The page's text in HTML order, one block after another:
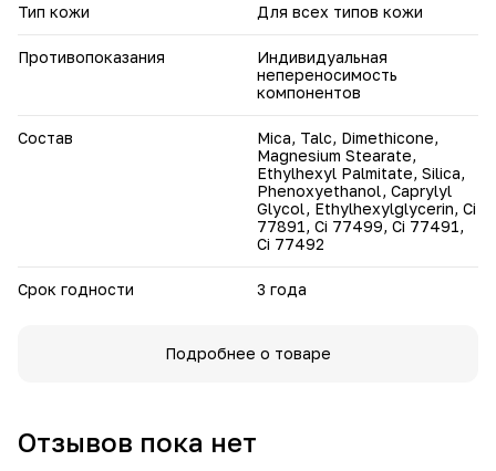
Тип кожи Для всех типов кожи
Противопоказания
Индивидуальная
непереносимость
компонентов
Состав
Mica, Talc, Dimethicone,
Magnesium Stearate,
Ethylhexyl Palmitate, Silica,
Phenoxyethanol, Caprylyl
Glycol, Ethylhexylglycerin, Ci
77891, Ci 77499, Ci 77491,
Ci 77492
Срок годности 3 года
Подробнее о товаре
Отзывов пока нет